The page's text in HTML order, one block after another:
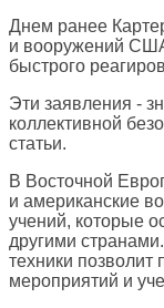
Днем ранее
и вооружений
быстрого
Эти заявления -
коллективной
статьи.
В Восточной
и американские
учений, которые
другими
техники
мероприятий и